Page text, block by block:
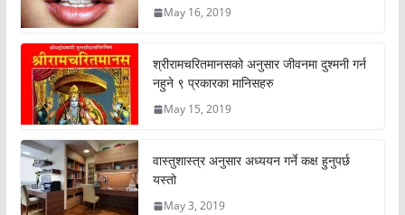
May 16, 2019
श्रीरामचरितमानसको अनुसार जीवनमा दुश्मनी गर्न
नहुने ९ प्रकारका मानिसहरु
May 15, 2019
वास्तुशास्त्र अनुसार अध्ययन गर्ने कक्ष हुनुपर्छ
यस्तो
May 3, 2019